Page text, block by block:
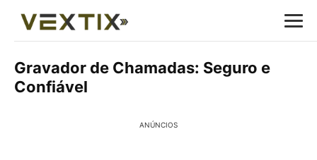
Gravador de Chamadas: Seguro e
Confiável
ANÚNCIOS